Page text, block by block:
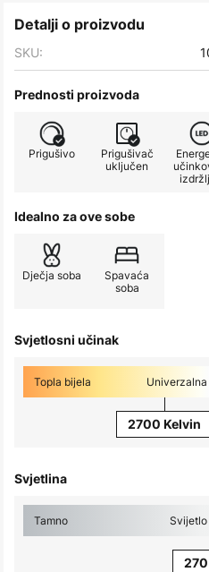
Detalji o proizvodu
SKU:
Prednosti proizvoda
Prigušivo
Prigušivač
uključen
Idealno za ove sobe
Dječja soba
Spavaća
soba
Svjetlosni učinak
Topla bijela
2700 Kelvin
Svjetlina
Tamno Svijetlo